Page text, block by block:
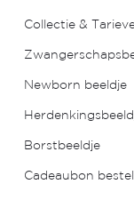
Collectie &
Newborn beeldje
Borstbeeldje
Cadeaubon